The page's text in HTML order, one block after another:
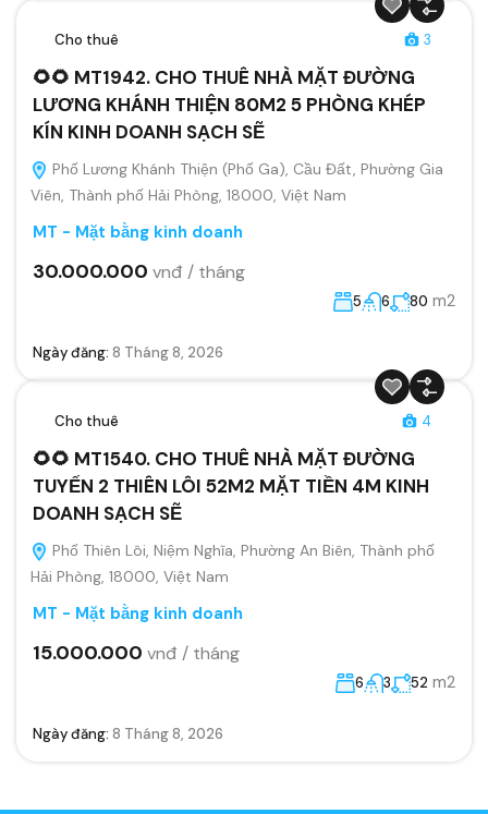
Cho thuê 3
🌻🌻 MT1942. CHO THUÊ NHÀ MẶT ĐƯỜNG
LƯƠNG KHÁNH THIỆN 80M2 5 PHÒNG KHÉP
KÍN KINH DOANH SẠCH SẼ
Phố Lương Khánh Thiện (Phố Ga), Cầu Đất, Phường Gia
Viên, Thành phố Hải Phòng, 18000, Việt Nam
MT - Mặt bằng kinh doanh
30.000.000 vnđ / tháng
5 6 80 m2
Ngày đăng: 8 Tháng 8, 2026
Cho thuê 4
🌻🌻 MT1540. CHO THUÊ NHÀ MẶT ĐƯỜNG
TUYẾN 2 THIÊN LÔI 52M2 MẶT TIỀN 4M KINH
DOANH SẠCH SẼ
Phố Thiên Lôi, Niệm Nghĩa, Phường An Biên, Thành phố
Hải Phòng, 18000, Việt Nam
MT - Mặt bằng kinh doanh
15.000.000 vnđ / tháng
6 3 52 m2
Ngày đăng: 8 Tháng 8, 2026